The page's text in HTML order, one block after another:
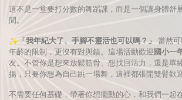
這不是一堂要打分數的舞蹈課，而是一個讓身體舒展
間。
「我年紀大了、手腳不靈活也可以嗎？」
當然
年齡的限制，更沒有對與錯。 這場活動歡迎 國小一
友。 不管你是想來放鬆筋骨、想找回活力， 還是單
揚，只要你想為自己跳一場舞， 這裡都張開雙臂歡
不需要任何基礎，帶著你想擺動的心， 和我們一起